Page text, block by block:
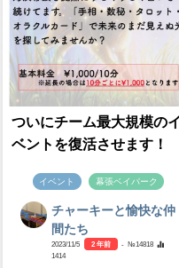
ついにチーム最大規模のイ
ベントを復活させます！
イベント 幕張ベイパーク
チャーキーと愉快な仲
間たち
2023/11/5 2 年前
- №14818
1414